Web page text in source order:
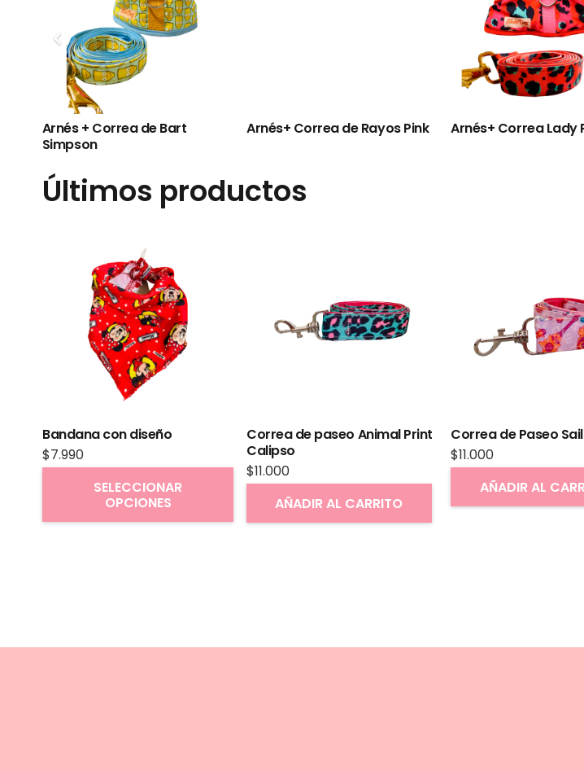
Arnés + Correa de Bart
Simpson
Arnés+ Correa de Rayos Pink Arnés+ Correa Lady
Últimos productos
Bandana con diseño
$7.990
SELECCIONAR
OPCIONES
Este
producto
tiene
se
Correa de paseo Animal Print
Calipso
$11.000
AÑADIR AL CARRITO
Correa de Paseo
$11.000
AÑADIR AL